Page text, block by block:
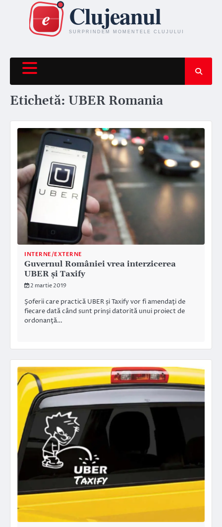
content
Etichetă: UBER Romania
INTERNE/EXTERNE
Guvernul României vrea interzicerea
UBER și Taxify
2 martie 2019
Şoferii care practică UBER și Taxify vor fi amendaţi de
fiecare dată când sunt prinşi datorită unui proiect de
ordonanţă…